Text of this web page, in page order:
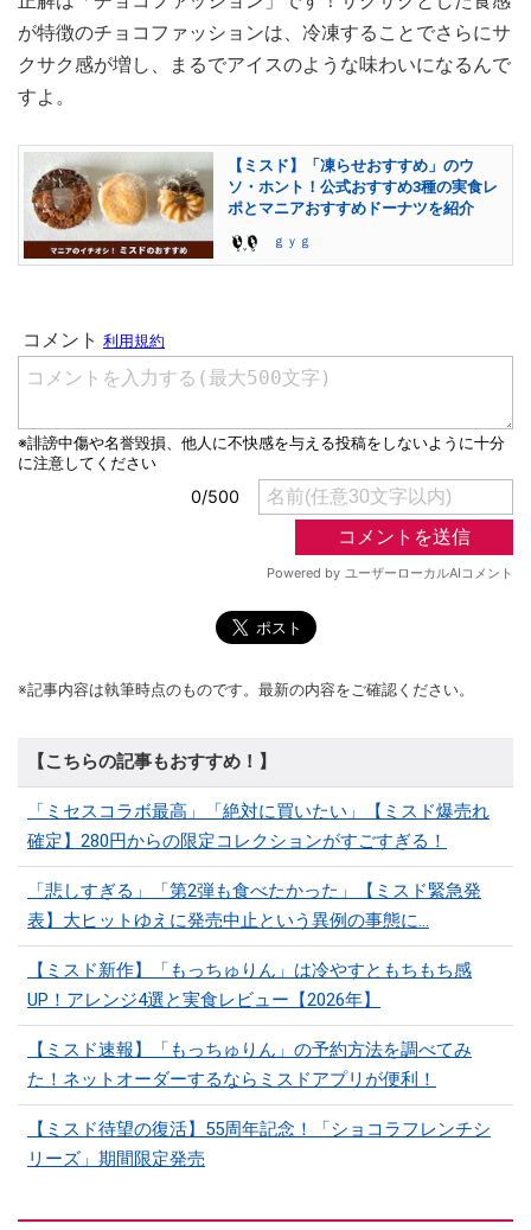
が特徴のチョコファッションは、冷凍することでさらにサ
クサク感が増し、まるでアイスのような味わいになるんで
すよ。
【ミスド】「凍らせおすすめ」のウ
ソ・ホント！公式おすすめ3種の実食レ
ポとマニアおすすめドーナツを紹介
ｇｙｇ
※記事内容は執筆時点のものです。最新の内容をご確認ください。
【こちらの記事もおすすめ！】
「ミセスコラボ最高」「絶対に買いたい」【ミスド爆売れ
確定】280円からの限定コレクションがすごすぎる！
「悲しすぎる」「第2弾も食べたかった」【ミスド緊急発
表】大ヒットゆえに発売中止という異例の事態に…
【ミスド新作】「もっちゅりん」は冷やすともちもち感
UP！アレンジ4選と実食レビュー【2026年】
【ミスド速報】「もっちゅりん」の予約方法を調べてみ
た！ネットオーダーするならミスドアプリが便利！
【ミスド待望の復活】55周年記念！「ショコラフレンチシ
リーズ」期間限定発売